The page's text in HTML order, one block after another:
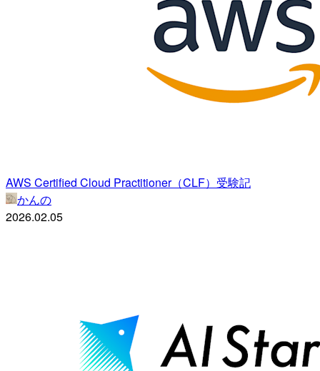
AWS Certified Cloud Practitioner（CLF）受験記
かんの
2026.02.05